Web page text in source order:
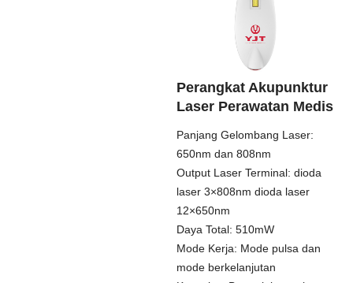
Perangkat Akupunktur
Laser Perawatan Medis
Panjang Gelombang Laser:
650nm dan 808nm
Output Laser Terminal: dioda
laser 3×808nm dioda laser
12×650nm
Daya Total: 510mW
Mode Kerja: Mode pulsa dan
mode berkelanjutan